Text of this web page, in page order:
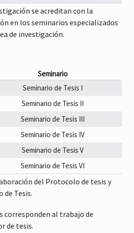
Fotónica 4 2
Fibras Ópticas 4
Fotónica 4
Optoelectrónica 4
PIC
se acreditan con la
en los seminarios especializados
de investigación.
Seminario
Seminario de Tesis I
Seminario de Tesis II
Seminario de Tesis III
Seminario de Tesis IV
Seminario de Tesis V
Seminario de Tesis VI
del Protocolo de tesis y
de Tesis.
corresponden al trabajo de
de tesis.